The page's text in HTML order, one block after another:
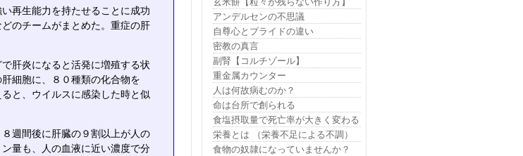
再生能力を持たせることに成功
のチームがまとめた。重症の肝
肝炎になると活発に増殖する状
細胞に、８０種類の化合物を
と、ウイルスに感染した時と似
週間後に肝臓の９割以上が人の
量も、人の血液に近い濃度で分
アンデルセンの不思議
自尊心とプライドの違い
密教の真言
副腎【コルチゾール】
重金属カウンター
人は何故病むのか？
命は台所で創られる
食塩摂取量で死亡率が大きく変わる
栄養とは （栄養不足による不調）
食物の奴隷になっていませんか？